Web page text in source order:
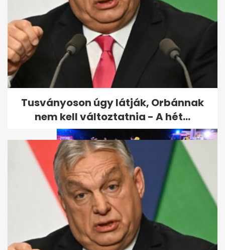
Sürgősen vérre van szüksége
a Jóban Rosszban...
Tusványoson úgy látják, Orbánnak
nem kell változtatnia - A hét...